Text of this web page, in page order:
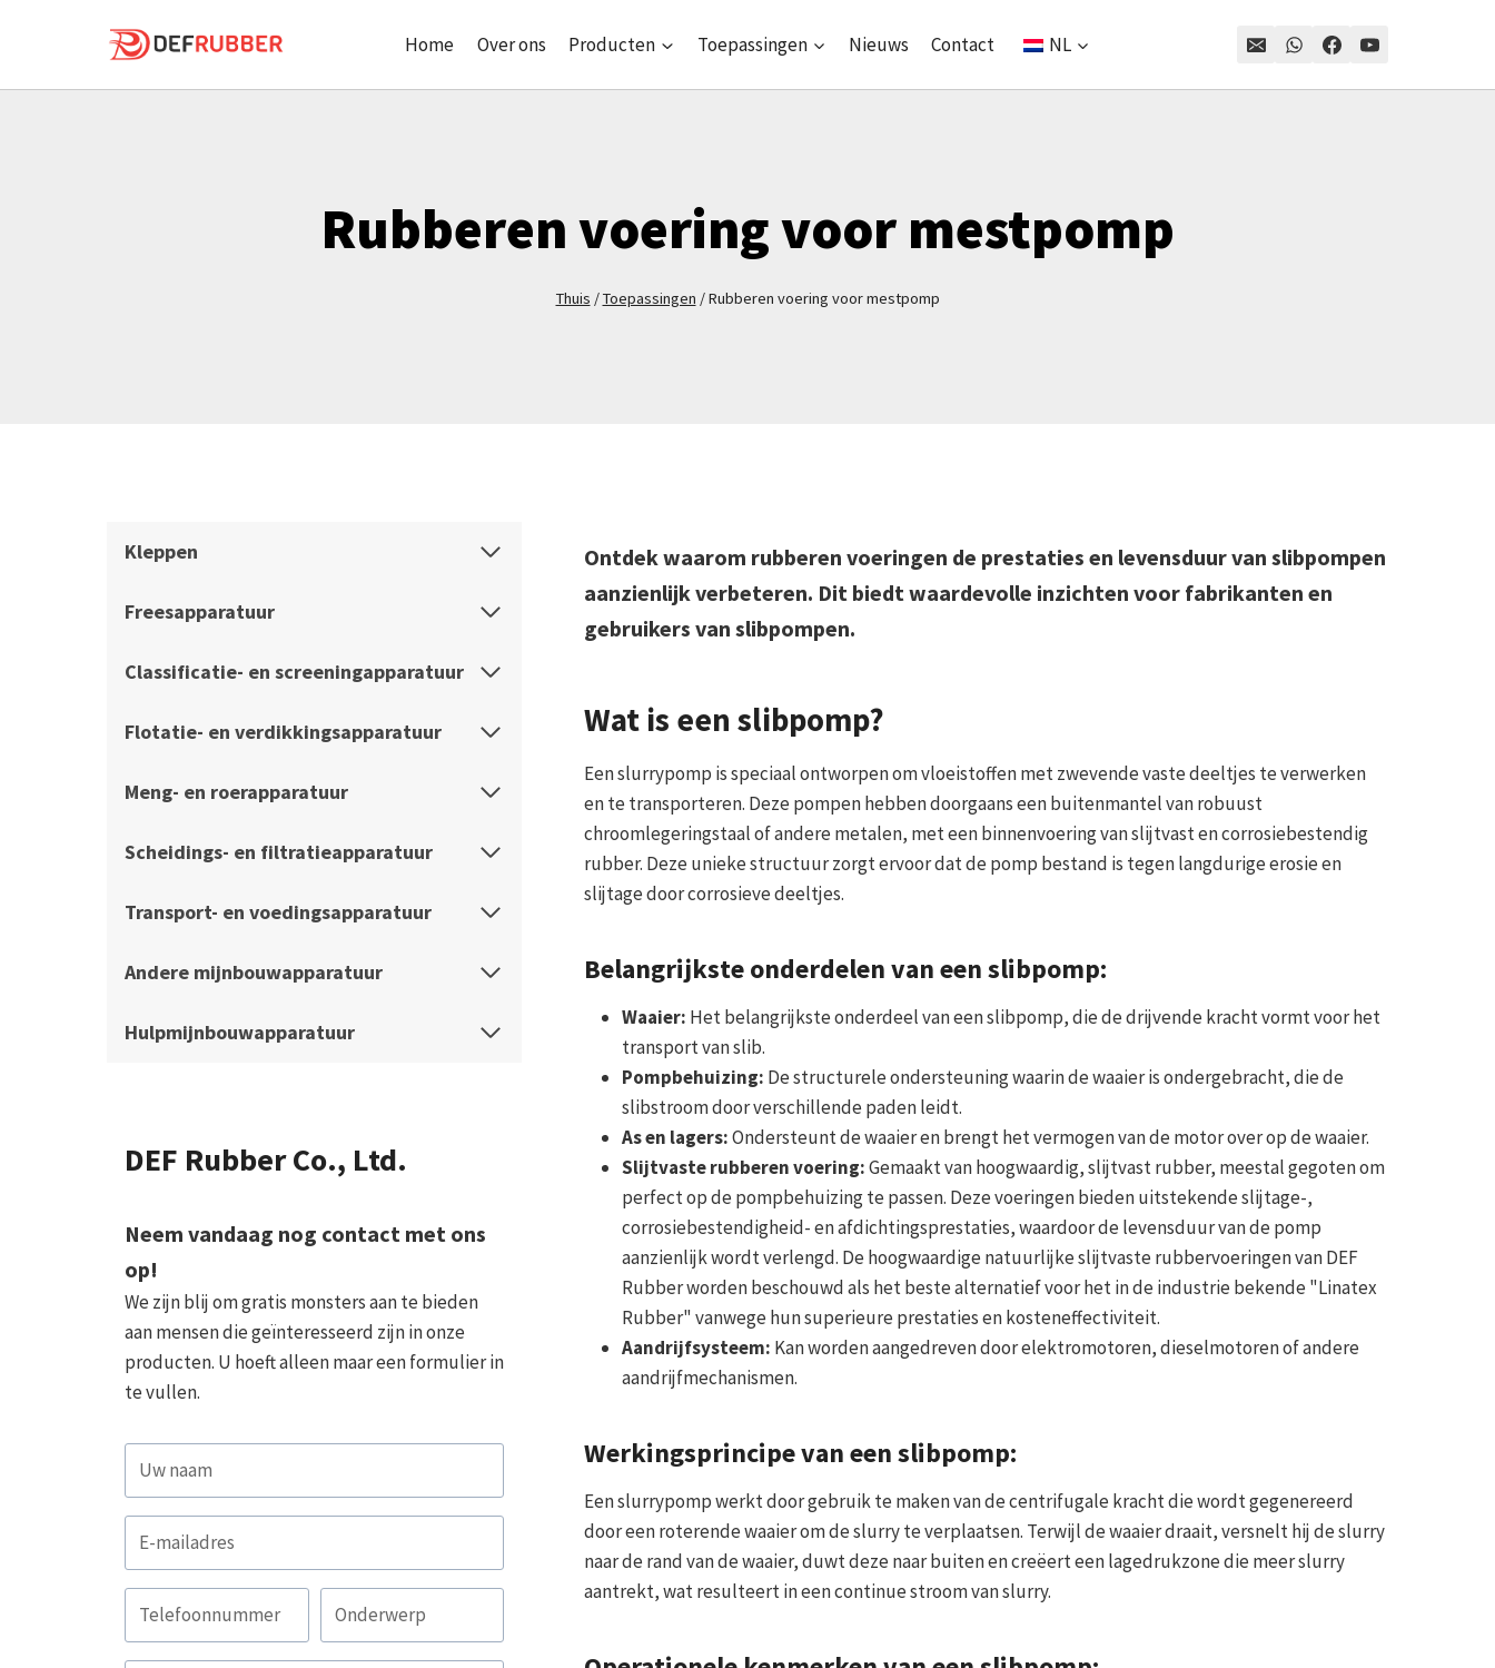
Home Over ons Producten Toepassingen Nieuws Contact NL
Rubberen voering voor mestpomp
Thuis /Toepassingen /Rubberen voering voor mestpomp
Kleppen
Freesapparatuur
Classificatie- en screeningapparatuur
Flotatie- en verdikkingsapparatuur
Meng- en roerapparatuur
Scheidings- en filtratieapparatuur
Transport- en voedingsapparatuur
Andere mijnbouwapparatuur
Hulpmijnbouwapparatuur
DEF Rubber Co., Ltd.
Neem vandaag nog contact met ons
op!
We zijn blij om gratis monsters aan te bieden
aan mensen die geïnteresseerd zijn in onze
producten. U hoeft alleen maar een formulier in
te vullen.
Ontdek waarom rubberen voeringen de prestaties en levensduur van slibpompen
aanzienlijk verbeteren. Dit biedt waardevolle inzichten voor fabrikanten en
gebruikers van slibpompen.
Wat is een slibpomp?
Een slurrypomp is speciaal ontworpen om vloeistoffen met zwevende vaste deeltjes te verwerken
en te transporteren. Deze pompen hebben doorgaans een buitenmantel van robuust
chroomlegeringstaal of andere metalen, met een binnenvoering van slijtvast en corrosiebestendig
rubber. Deze unieke structuur zorgt ervoor dat de pomp bestand is tegen langdurige erosie en
slijtage door corrosieve deeltjes.
Belangrijkste onderdelen van een slibpomp:
Waaier: Het belangrijkste onderdeel van een slibpomp, die de drijvende kracht vormt voor het
transport van slib.
Pompbehuizing: De structurele ondersteuning waarin de waaier is ondergebracht, die de
slibstroom door verschillende paden leidt.
As en lagers:Ondersteunt de waaier en brengt het vermogen van de motor over op de waaier.
Slijtvaste rubberen voering:Gemaakt van hoogwaardig, slijtvast rubber, meestal gegoten om
perfect op de pompbehuizing te passen. Deze voeringen bieden uitstekende slijtage-,
corrosiebestendigheid- en afdichtingsprestaties, waardoor de levensduur van de pomp
aanzienlijk wordt verlengd. De hoogwaardige natuurlijke slijtvaste rubbervoeringen van DEF
Rubber worden beschouwd als het beste alternatief voor het in de industrie bekende "Linatex
Rubber" vanwege hun superieure prestaties en kosteneffectiviteit.
Aandrijfsysteem: Kan worden aangedreven door elektromotoren, dieselmotoren of andere
aandrijfmechanismen.
Werkingsprincipe van een slibpomp:
Een slurrypomp werkt door gebruik te maken van de centrifugale kracht die wordt gegenereerd
door een roterende waaier om de slurry te verplaatsen. Terwijl de waaier draait, versnelt hij de slurry
naar de rand van de waaier, duwt deze naar buiten en creëert een lagedrukzone die meer slurry
aantrekt, wat resulteert in een continue stroom van slurry.